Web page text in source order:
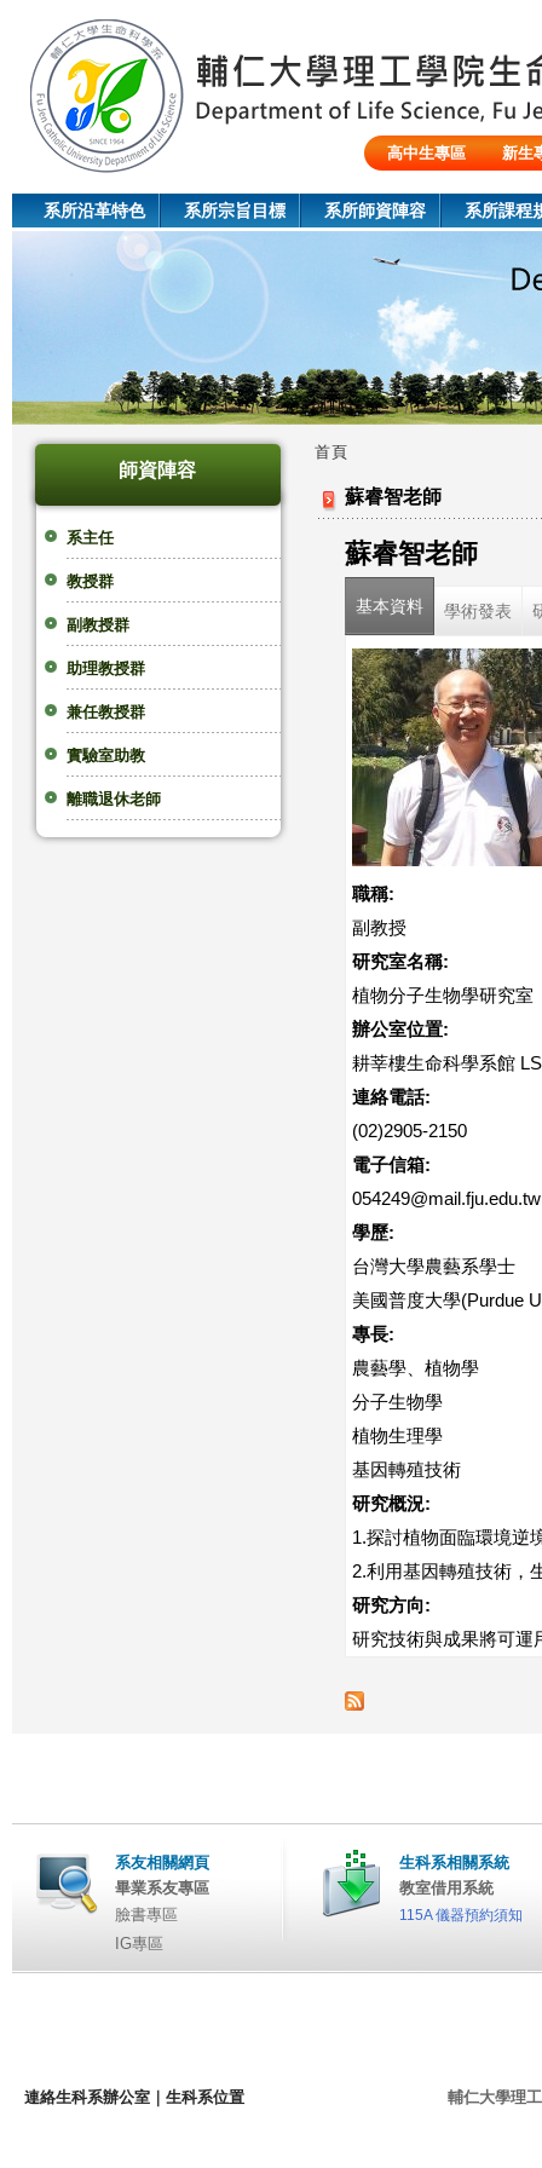
高中生專區
新生
系所沿革特色 系所宗旨目標 系所師資陣容 系所課程
師資陣容
系主任
教授群
副教授群
助理教授群
兼任教授群
實驗室助教
離職退休老師
您
首頁
蘇睿智老師
蘇睿智老師
基本資料 學術發表
職稱:
副教授
研究室名稱:
植物分子生物學研究室
辦公室位置:
耕莘樓生命科學系館
連絡電話:
(02)2905-2150
電子信箱:
054249@mail.fju.edu.tw
學歷:
台灣大學農藝系學士
美國普度大學(Purdue
專長:
農藝學、植物學
分子生物學
植物生理學
基因轉殖技術
研究概況:
1.探討植物面臨環境逆
2.利用基因轉殖技術，
研究方向:
研究技術與成果將可運
系友相關網頁
畢業系友專區
臉書專區
IG專區
生科系相關系統
教室借用系統
115A 儀器預約須知
連絡生科系辦公室 ｜ 生科系位置 輔仁大學理